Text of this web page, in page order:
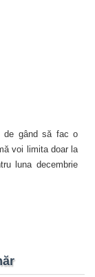
de gând să fac o
voi limita doar la
luna decembrie